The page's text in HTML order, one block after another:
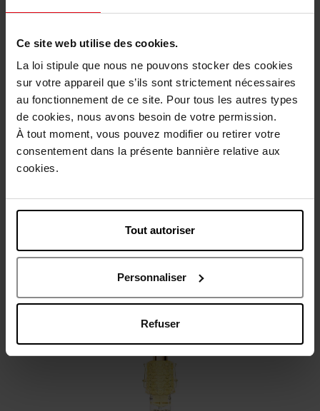
Ce site web utilise des cookies.
La loi stipule que nous ne pouvons stocker des cookies
sur votre appareil que s’ils sont strictement nécessaires
au fonctionnement de ce site. Pour tous les autres types
de cookies, nous avons besoin de votre permission.
À tout moment, vous pouvez modifier ou retirer votre
consentement dans la présente bannière relative aux
cookies.
Tout autoriser
Personnaliser
Refuser
Beschrijving
Gebruiksadvies
Karakteristieken
Review
Nog iets vergeten ?